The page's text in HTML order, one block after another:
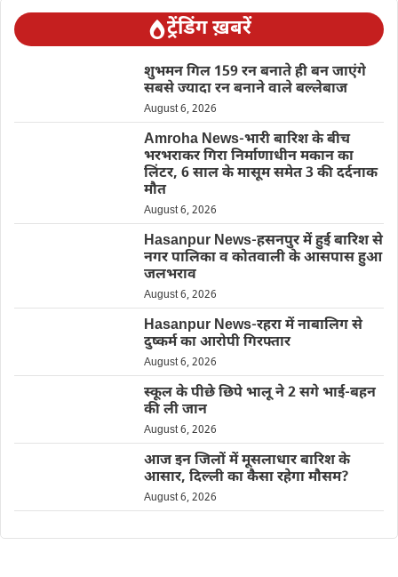
ट्रेंडिंग ख़बरें
शुभमन गिल 159 रन बनाते ही बन जाएंगे
सबसे ज्यादा रन बनाने वाले बल्लेबाज
August 6, 2026
Amroha News-भारी बारिश के बीच
भरभराकर गिरा निर्माणाधीन मकान का
लिंटर, 6 साल के मासूम समेत 3 की दर्दनाक
मौत
August 6, 2026
Hasanpur News-हसनपुर में हुई बारिश से
नगर पालिका व कोतवाली के आसपास हुआ
जलभराव
August 6, 2026
Hasanpur News-रहरा में नाबालिग से
दुष्कर्म का आरोपी गिरफ्तार
August 6, 2026
स्कूल के पीछे छिपे भालू ने 2 सगे भाई-बहन
की ली जान
August 6, 2026
आज इन जिलों में मूसलाधार बारिश के
आसार, दिल्ली का कैसा रहेगा मौसम?
August 6, 2026